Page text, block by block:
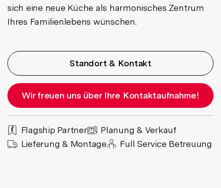
sich eine neue Küche als harmonisches Zentrum
Ihres Familienlebens wünschen.
Standort & Kontakt
Wir freuen uns über Ihre Kontaktaufnahme!
Flagship Partner
Planung & Verkauf
Lieferung & Montage
Full Service Betreuung